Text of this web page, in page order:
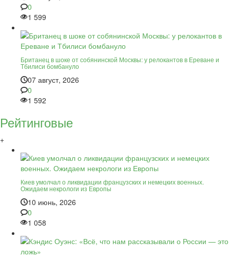
0
1 599
Британец в шоке от собянинской Москвы: у релокантов в Ереване и
Тбилиси бомбануло
07 август, 2026
0
1 592
Рейтинговые
+
Киев умолчал о ликвидации французских и немецких военных.
Ожидаем некрологи из Европы
10 июнь, 2026
0
1 058